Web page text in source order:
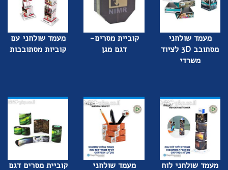
מעמד שולחני
מסתובב 3D לציוד
משרדי
קוביית מסרים-
דגם מגן
מעמד שולחני עם
קוביות מסתובבות
מעמד שולחני לוח
מעמד שולחני
קוביית מסרים דגם